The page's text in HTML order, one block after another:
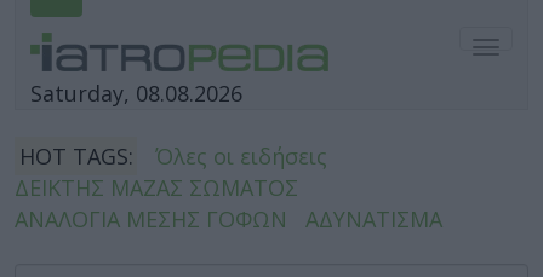
Saturday, 08.08.2026
HOT TAGS:
Όλες οι ειδήσεις
ΔΕΙΚΤΗΣ ΜΑΖΑΣ ΣΩΜΑΤΟΣ
ΑΝΑΛΟΓΙΑ ΜΕΣΗΣ ΓΟΦΩΝ
ΑΔΥΝΑΤΙΣΜΑ